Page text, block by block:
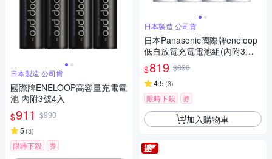
日本製造 公司貨
國際牌ENELOOP高容量充電電
池 內附3號4入
$911 $990
5 (3)
限時下殺 券
日本製造 公司貨
日本Panasonic國際牌eneloop
低自放電充電電池組(內附3號4
入)
$819 $890
4.5 (3)
限時下殺 券
加入購物車